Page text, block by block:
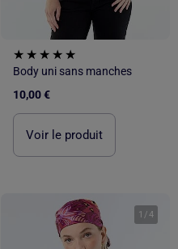
Body uni sans manches
10,00 €
Voir le produit
1 /4